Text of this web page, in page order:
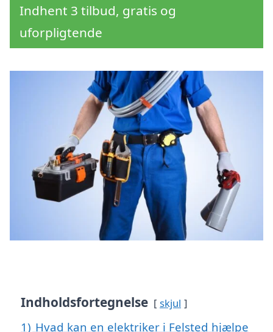
Indhent 3 tilbud, gratis og
uforpligtende
Indholdsfortegnelse skjul
1) Hvad kan en elektriker i Felsted hjælpe